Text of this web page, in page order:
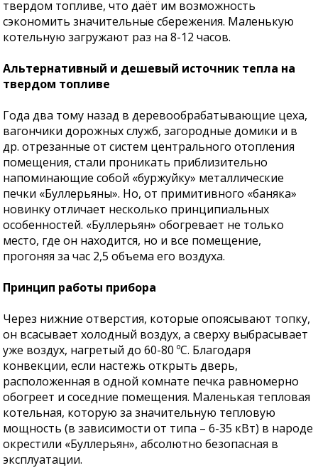
твердом топливе, что даёт им возможность
сэкономить значительные сбережения. Маленькую
котельную загружают раз на 8-12 часов.
Альтернативный и дешевый источник тепла на
твердом топливе
Года два тому назад в деревообрабатывающие цеха,
вагончики дорожных служб, загородные домики и в
др. отрезанные от систем центрального отопления
помещения, стали проникать приблизительно
напоминающие собой «буржуйку» металлические
печки «Буллерьяны». Но, от примитивного «баняка»
новинку отличает несколько принципиальных
особенностей. «Буллерьян» обогревает не только
место, где он находится, но и все помещение,
прогоняя за час 2,5 объема его воздуха.
Принцип работы прибора
Через нижние отверстия, которые опоясывают топку,
он всасывает холодный воздух, а сверху выбрасывает
уже воздух, нагретый до 60-80 ºС. Благодаря
конвекции, если настежь открыть дверь,
расположенная в одной комнате печка равномерно
обогреет и соседние помещения. Маленькая тепловая
котельная, которую за значительную тепловую
мощность (в зависимости от типа – 6-35 кВт) в народе
окрестили «Буллерьян», абсолютно безопасная в
эксплуатации.